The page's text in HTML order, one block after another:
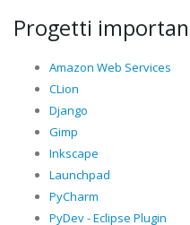
Progetti
Amazon Web Services
CLion
Django
Gimp
Inkscape
Launchpad
PyCharm
PyDev - Eclipse Plugin